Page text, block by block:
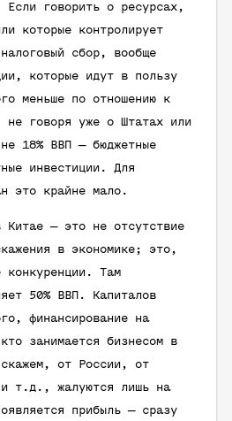
Если говорить о ресурсах,
которые контролирует
сбор, вообще
которые идут в пользу
меньше по отношению к
говоря уже о Штатах или
18% ВВП — бюджетные
инвестиции. Для
это крайне мало.
Китае — это не отсутствие
в экономике; это,
конкуренции. Там
50% ВВП. Капиталов
финансирование на
занимается бизнесом в
от России, от
и т.д., жалуются лишь на
прибыль — сразу